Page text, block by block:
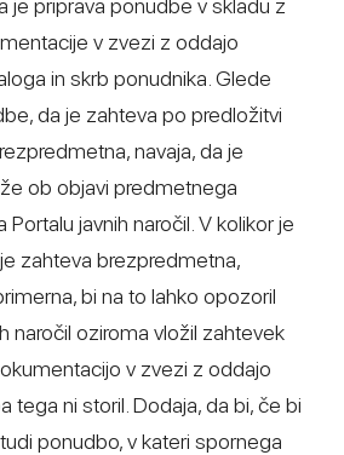
je priprava ponudbe v skladu z
v zvezi z oddajo
in skrb ponudnika. Glede
da je zahteva po predložitvi
navaja, da je
ob objavi predmetnega
Portalu javnih naročil. V kolikor je
zahteva brezpredmetna,
bi na to lahko opozoril
naročil oziroma vložil zahtevek
v zvezi z oddajo
tega ni storil. Dodaja, da bi, če bi
ponudbo, v kateri spornega